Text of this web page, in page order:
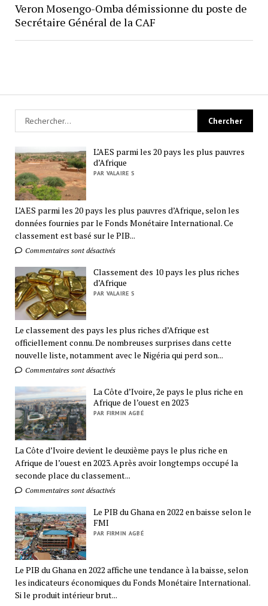
Veron Mosengo-Omba démissionne du poste de
Secrétaire Général de la CAF
L’AES parmi les 20 pays les plus pauvres
d’Afrique
PAR VALAIRE S
L’AES parmi les 20 pays les plus pauvres d’Afrique, selon les
données fournies par le Fonds Monétaire International. Ce
classement est basé sur le PIB...
Commentaires sont désactivés
Classement des 10 pays les plus riches
d’Afrique
PAR VALAIRE S
Le classement des pays les plus riches d’Afrique est
officiellement connu. De nombreuses surprises dans cette
nouvelle liste, notamment avec le Nigéria qui perd son...
Commentaires sont désactivés
La Côte d’Ivoire, 2e pays le plus riche en
Afrique de l’ouest en 2023
PAR FIRMIN AGBÉ
La Côte d’Ivoire devient le deuxième pays le plus riche en
Afrique de l’ouest en 2023. Après avoir longtemps occupé la
seconde place du classement...
Commentaires sont désactivés
Le PIB du Ghana en 2022 en baisse selon le
FMI
PAR FIRMIN AGBÉ
Le PIB du Ghana en 2022 affiche une tendance à la baisse, selon
les indicateurs économiques du Fonds Monétaire International.
Si le produit intérieur brut...